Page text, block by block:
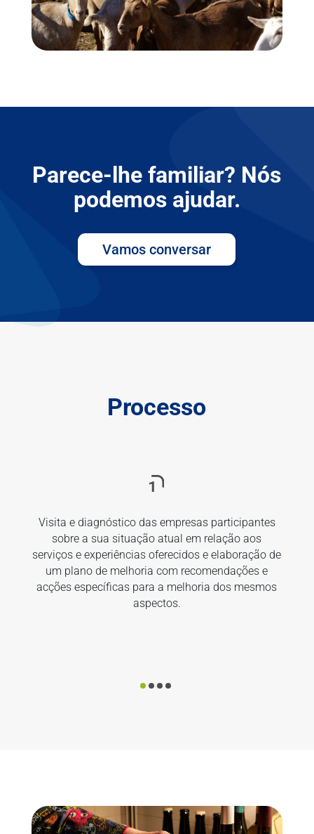
Parece-lhe familiar? Nós
podemos ajudar.
Vamos conversar
Processo
Visita e diagnóstico das empresas participantes
sobre a sua situação atual em relação aos
serviços e experiências oferecidos e elaboração de
um plano de melhoria com recomendações e
acções específicas para a melhoria dos mesmos
aspectos.